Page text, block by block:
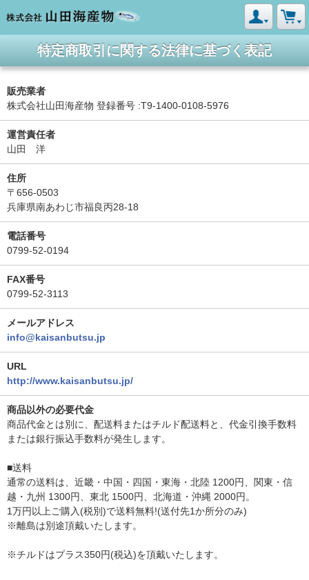
特定商取引に関する法律に基づく表記
販売業者
株式会社山田海産物 登録番号 :T9-1400-0108-5976
運営責任者
山田 洋
住所
〒656-0503
兵庫県南あわじ市福良丙28-18
電話番号
0799-52-0194
FAX番号
0799-52-3113
メールアドレス
info@kaisanbutsu.jp
URL
http://www.kaisanbutsu.jp/
商品以外の必要代金
商品代金とは別に、配送料またはチルド配送料と、代金引換手数料
または銀行振込手数料が発生します。
■送料
通常の送料は、近畿・中国・四国・東海・北陸 1200円、関東・信
越・九州 1300円、東北 1500円、北海道・沖縄 2000円。
1万円以上ご購入(税別)で送料無料!(送付先1か所分のみ)
※離島は別途頂戴いたします。
※チルドはプラス350円(税込)を頂戴いたします。